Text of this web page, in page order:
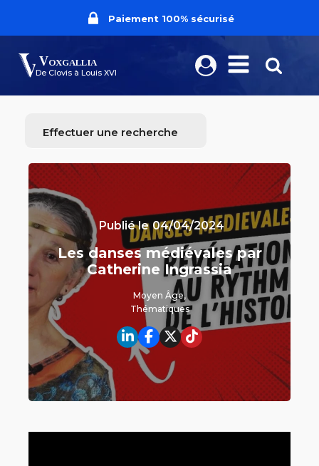
Frais de port offerts dès 70€
Paiement 100% sécurisé
Livraison dans le monde entier
Fabriqué en France
Voxgallia
De Clovis à Louis XVI
Effectuer une recherche
Publié le 04/04/2024
Les danses médiévales par
Catherine Ingrassia
Moyen Âge,
Thématiques